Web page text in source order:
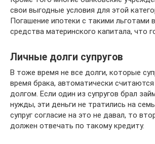
свои выгодные условия для этой
Погашение ипотеки с такими льготами
средства материнского капитала, что
Личные долги супругов
В тоже время не все долги, которые
время брака, автоматически
долгом. Если один из супругов брал
нужды, эти деньги не тратились на
супруг согласие на это не давал, то
должен отвечать по такому кредиту.